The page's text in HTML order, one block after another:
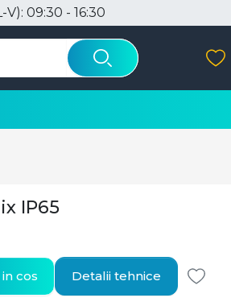
09:30 - 16:30
IP65
cos Detalii tehnice